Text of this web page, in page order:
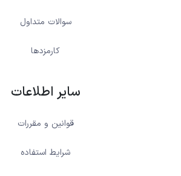
سوالات متداول
کارمزدها
سایر اطلاعات
قوانین و مقررات
شرایط استفاده